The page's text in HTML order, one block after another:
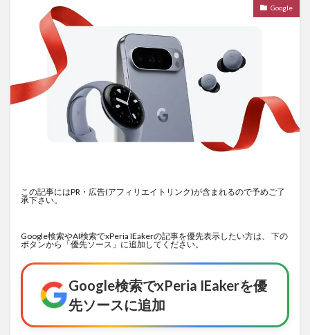
Google
この記事にはPR・広告(アフィリエイトリンク)が含まれるので予めご了
承下さい。
Google検索やAI検索でxPeria IEakerの記事を優先表示したい方は、 下の
ボタンから「優先ソース」に追加してください。
Google検索でxPeria IEakerを優
先ソースに追加